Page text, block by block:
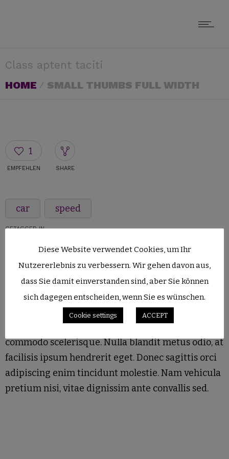
Class aptent taciti
HOME SMALL THUMBS FULL WIDTH
1
EMPFEHLEN SHARE
car speed
GETAGGED IN
DESCRIPTION
Donec ornare cursus viverra. Praesent eu facilisis
lectus. Etiam varius quam id ante malesuada
venenatis. Maecenas eleifend purus posuere
commodo scelerisque. Nulla blandit metus odio, at
facilisis ipsum hendrerit eget. Donec sagittis orci
adipiscing enim tincidunt molestie. Nam vehicula
pretium nisi, vitae dignissim ante convallis sed.
Diese Website verwendet Cookies, um Ihr
Nutzererlebnis zu verbessern. Wir gehen davon aus,
dass Sie damit einverstanden sind, aber Sie können
sich dagegen entscheiden, wenn Sie es wünschen.
Cookie settings ACCEPT